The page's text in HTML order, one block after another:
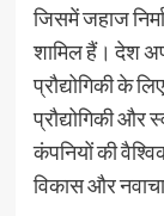
जिसमें जहाज
शामिल हैं। देश
प्रौद्योगिकी के
प्रौद्योगिकी और
कंपनियों की
विकास और